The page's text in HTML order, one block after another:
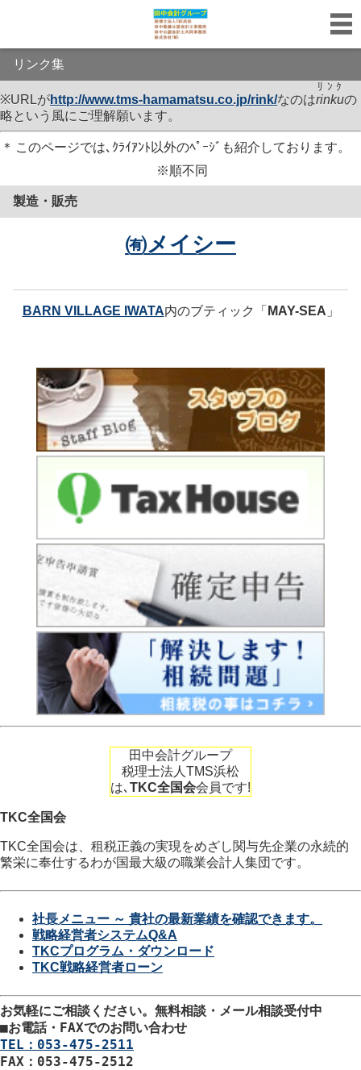
リンク集
※URLがhttp://www.tms-hamamatsu.co.jp/rink/なのはrinku
ﾘﾝｸ
の
略という風にご理解願います。
＊ このページでは､ｸﾗｲｱﾝﾄ以外のﾍﾟｰｼﾞも紹介しております。
※順不同
製造・販売
㈲メイシー
BARN VILLAGE IWATA内のブティック 「 MAY-SEA 」
田中会計グループ
税理士法人TMS浜松
は､ TKC全国会会員です!
TKC全国会
TKC全国会は、租税正義の実現をめざし関与先企業の永続的
繁栄に奉仕するわが国最大級の職業会計人集団です。
社長メニュー ～ 貴社の最新業績を確認できます。
戦略経営者システムQ&A
TKCプログラム・ダウンロード
TKC戦略経営者ローン
お気軽にご相談ください。 無料相談・メール相談受付中
■お電話・FAXでのお問い合わせ
TEL：053-475-2511
FAX：053-475-2512